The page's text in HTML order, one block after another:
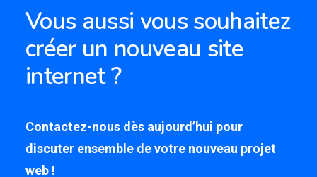
Vous aussi vous souhaitez
créer un nouveau site
internet ?
Contactez-nous dès aujourd’hui pour
discuter ensemble de votre nouveau projet
web !